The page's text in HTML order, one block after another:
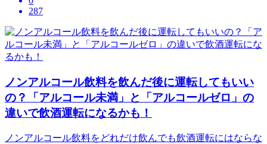
287
ノンアルコール飲料を飲んだ後に運転してもいい
の？「アルコール未満」と「アルコールゼロ」の
違いで飲酒運転になるかも！
ノンアルコール飲料をどれだけ飲んでも飲酒運転にはならな